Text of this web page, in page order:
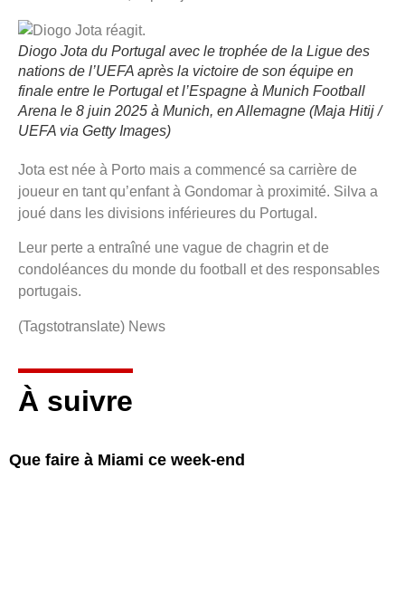
Diogo Jota du Portugal avec le trophée de la Ligue des
nations de l’UEFA après la victoire de son équipe en
finale entre le Portugal et l’Espagne à Munich Football
Arena le 8 juin 2025 à Munich, en Allemagne (Maja Hitij /
UEFA via Getty Images)
Jota est née à Porto mais a commencé sa carrière de
joueur en tant qu’enfant à Gondomar à proximité. Silva a
joué dans les divisions inférieures du Portugal.
Leur perte a entraîné une vague de chagrin et de
condoléances du monde du football et des responsables
portugais.
(Tagstotranslate) News
À suivre
Que faire à Miami ce week-end